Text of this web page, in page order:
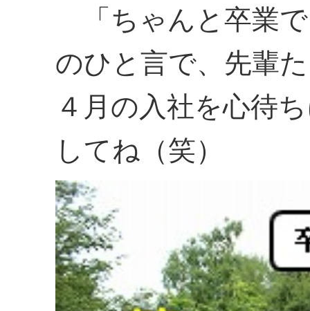
「ちゃんと卒業
のひと言で、先輩
４月の入社を心待
してね（笑）